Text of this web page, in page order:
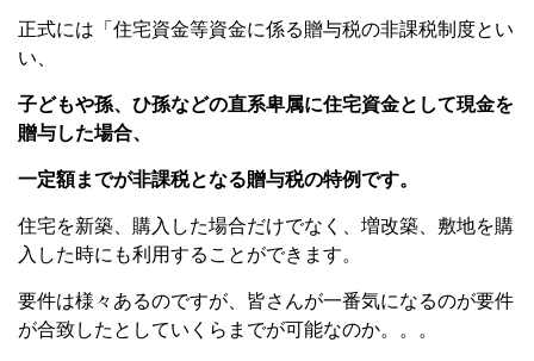
正式には「住宅資金等資金に係る贈与税の非課税制度とい
い、
子どもや孫、ひ孫などの直系卑属に住宅資金として現金を
贈与した場合、
一定額までが非課税となる贈与税の特例です。
住宅を新築、購入した場合だけでなく、増改築、敷地を購
入した時にも利用することができます。
要件は様々あるのですが、皆さんが一番気になるのが要件
が合致したとしていくらまでが可能なのか。。。